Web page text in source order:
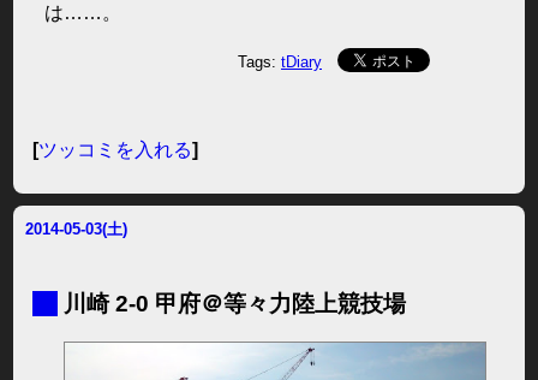
は……。
Tags: tDiary
[ツッコミを入れる]
2014-05-03(土)
川崎 2-0 甲府＠等々力陸上競技場